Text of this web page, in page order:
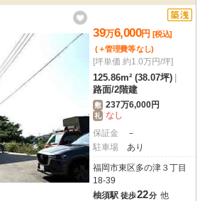
39万6,000円 [税込]
(＋管理費等なし)
[坪単価 約1.0万円/坪]
125.86m² (38.07坪)
路面/2階建
敷 237万6,000円
礼 なし
保証金
－
駐車場
あり
福岡市東区多の津３丁目
18-39
柚須駅 徒歩22分 他